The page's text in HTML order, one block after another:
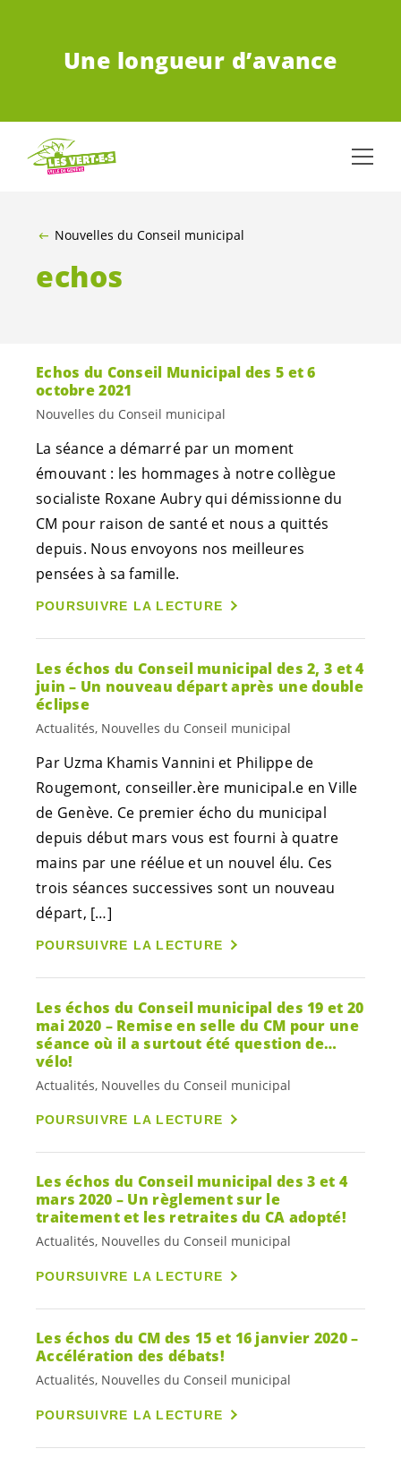
Une longueur d’avance
Nouvelles du Conseil municipal
echos
Echos du Conseil Municipal des 5 et 6
octobre 2021
Nouvelles du Conseil municipal
La séance a démarré par un moment
émouvant : les hommages à notre collègue
socialiste Roxane Aubry qui démissionne du
CM pour raison de santé et nous a quittés
depuis. Nous envoyons nos meilleures
pensées à sa famille.
POURSUIVRE LA LECTURE
Les échos du Conseil municipal des 2, 3 et 4
juin – Un nouveau départ après une double
éclipse
Actualités, Nouvelles du Conseil municipal
Par Uzma Khamis Vannini et Philippe de
Rougemont, conseiller.ère municipal.e en Ville
de Genève. Ce premier écho du municipal
depuis début mars vous est fourni à quatre
mains par une réélue et un nouvel élu. Ces
trois séances successives sont un nouveau
départ, […]
POURSUIVRE LA LECTURE
Les échos du Conseil municipal des 19 et 20
mai 2020 – Remise en selle du CM pour une
séance où il a surtout été question de…
vélo!
Actualités, Nouvelles du Conseil municipal
POURSUIVRE LA LECTURE
Les échos du Conseil municipal des 3 et 4
mars 2020 – Un règlement sur le
traitement et les retraites du CA adopté!
Actualités, Nouvelles du Conseil municipal
POURSUIVRE LA LECTURE
Les échos du CM des 15 et 16 janvier 2020 –
Accélération des débats!
Actualités, Nouvelles du Conseil municipal
POURSUIVRE LA LECTURE